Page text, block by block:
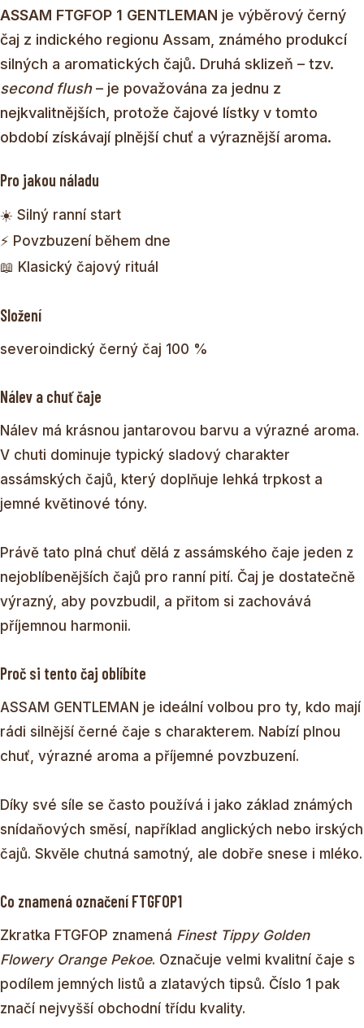
ASSAM FTGFOP 1 GENTLEMAN je výběrový černý
čaj z indického regionu Assam, známého produkcí
silných a aromatických čajů. Druhá sklizeň – tzv.
second flush– je považována za jednu z
nejkvalitnějších, protože čajové lístky v tomto
období získávají plnější chuť a výraznější aroma.
Pro jakou náladu
☀️ Silný ranní start
⚡ Povzbuzení během dne
📖 Klasický čajový rituál
Složení
severoindický černý čaj 100 %
Nálev a chuť čaje
Nálev má krásnou jantarovou barvu a výrazné aroma.
V chuti dominuje typický sladový charakter
assámských čajů, který doplňuje lehká trpkost a
jemné květinové tóny.
Právě tato plná chuť dělá z assámského čaje jeden z
nejoblíbenějších čajů pro ranní pití. Čaj je dostatečně
výrazný, aby povzbudil, a přitom si zachovává
příjemnou harmonii.
Proč si tento čaj oblíbíte
ASSAM GENTLEMAN je ideální volbou pro ty, kdo mají
rádi silnější černé čaje s charakterem. Nabízí plnou
chuť, výrazné aroma a příjemné povzbuzení.
Díky své síle se často používá i jako základ známých
snídaňových směsí, například anglických nebo irských
čajů. Skvěle chutná samotný, ale dobře snese i mléko.
Co znamená označení FTGFOP1
Zkratka FTGFOP znamená Finest Tippy Golden
Flowery Orange Pekoe. Označuje velmi kvalitní čaje s
podílem jemných listů a zlatavých tipsů. Číslo 1 pak
značí nejvyšší obchodní třídu kvality.